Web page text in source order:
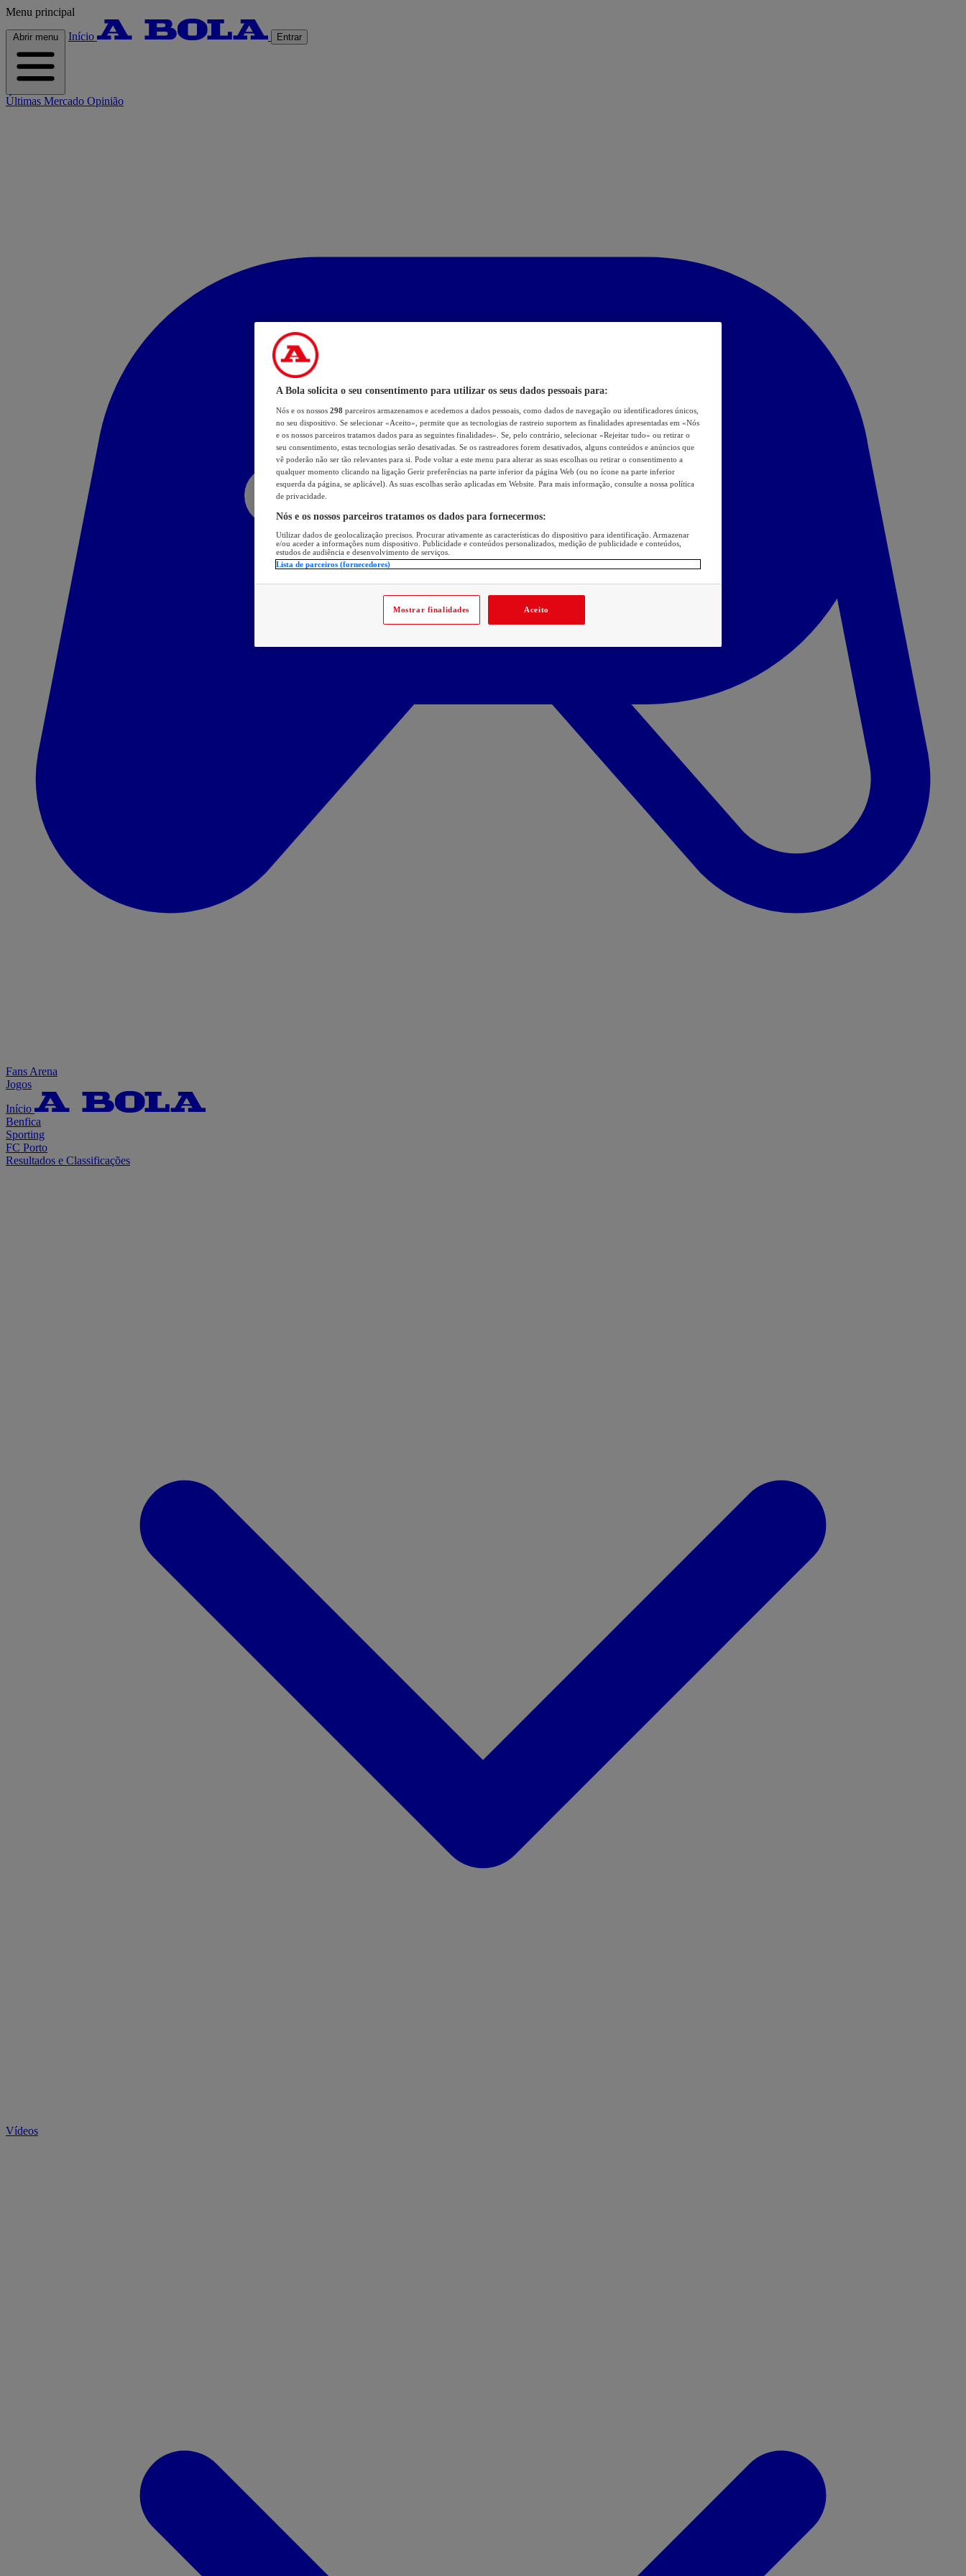
Menu principal
Abrir menu Início Entrar
Últimas Mercado Opinião
Fans Arena
Jogos
Início
Benfica
Sporting
FC Porto
Resultados e Classificações
Vídeos
A Bola solicita o seu consentimento para utilizar os seus dados pessoais para:
Nós e os nossos 298 parceiros armazenamos e acedemos a dados pessoais, como dados de navegação ou identificadores únicos,
no seu dispositivo. Se selecionar «Aceito», permite que as tecnologias de rastreio suportem as finalidades apresentadas em «Nós
e os nossos parceiros tratamos dados para as seguintes finalidades». Se, pelo contrário, selecionar «Rejeitar tudo» ou retirar o
seu consentimento, estas tecnologias serão desativadas. Se os rastreadores forem desativados, alguns conteúdos e anúncios que
vê poderão não ser tão relevantes para si. Pode voltar a este menu para alterar as suas escolhas ou retirar o consentimento a
qualquer momento clicando na ligação Gerir preferências na parte inferior da página Web (ou no ícone na parte inferior
esquerda da página, se aplicável). As suas escolhas serão aplicadas em Website. Para mais informação, consulte a nossa política
de privacidade.
Nós e os nossos parceiros tratamos os dados para fornecermos:
Utilizar dados de geolocalização precisos. Procurar ativamente as características do dispositivo para identificação. Armazenar
e/ou aceder a informações num dispositivo. Publicidade e conteúdos personalizados, medição de publicidade e conteúdos,
estudos de audiência e desenvolvimento de serviços.
Lista de parceiros (fornecedores)
Mostrar finalidades Aceito